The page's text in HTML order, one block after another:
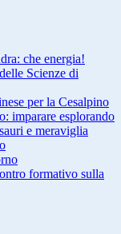
che energia!
Scienze di
per la Cesalpino
imparare esplorando
e meraviglia
formativo sulla